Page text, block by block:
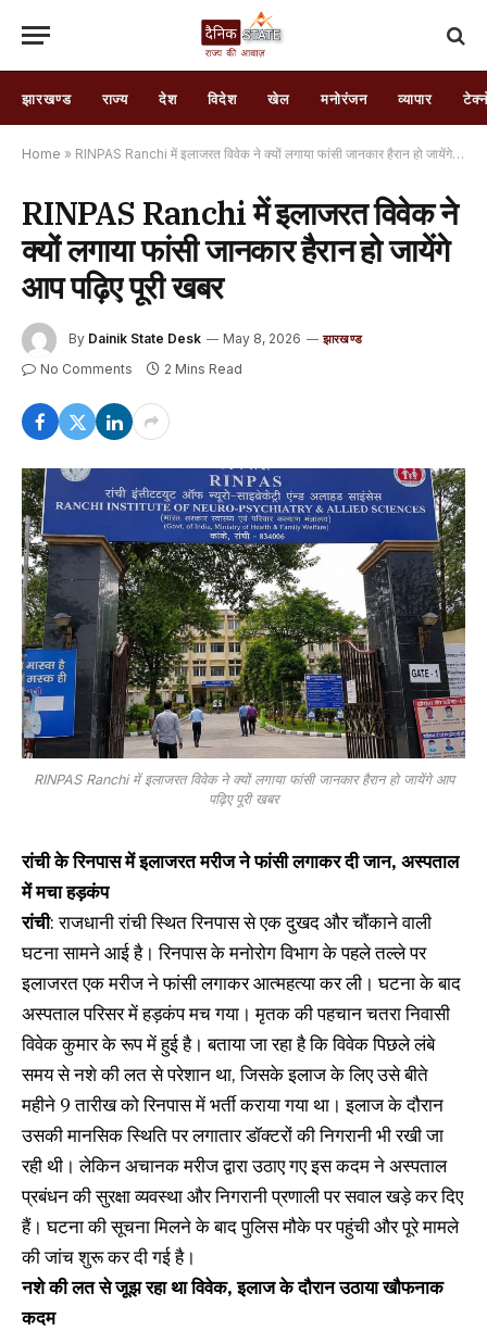
झारखण्ड राज्य देश विदेश खेल मनोरंजन व्यापार
Home » RINPAS Ranchi में इलाजरत विवेक ने क्यों लगाया फांसी जानकार हैरान हो जायेंगे आप पढ़िए पूरी खबर
RINPAS Ranchi में इलाजरत विवेक ने
क्यों लगाया फांसी जानकार हैरान हो जायेंगे
आप पढ़िए पूरी खबर
By Dainik State Desk May 8, 2026 झारखण्ड
No Comments 2 Mins Read
RINPAS Ranchi में इलाजरत विवेक ने क्यों लगाया फांसी जानकार हैरान हो जायेंगे आप
पढ़िए पूरी खबर
रांची के रिनपास में इलाजरत मरीज ने फांसी लगाकर दी जान, अस्पताल
में मचा हड़कंप
रांची: राजधानी रांची स्थित रिनपास से एक दुखद और चौंकाने वाली
घटना सामने आई है। रिनपास के मनोरोग विभाग के पहले तल्ले पर
इलाजरत एक मरीज ने फांसी लगाकर आत्महत्या कर ली। घटना के बाद
अस्पताल परिसर में हड़कंप मच गया। मृतक की पहचान चतरा निवासी
विवेक कुमार के रूप में हुई है। बताया जा रहा है कि विवेक पिछले लंबे
समय से नशे की लत से परेशान था, जिसके इलाज के लिए उसे बीते
महीने 9 तारीख को रिनपास में भर्ती कराया गया था। इलाज के दौरान
उसकी मानसिक स्थिति पर लगातार डॉक्टरों की निगरानी भी रखी जा
रही थी। लेकिन अचानक मरीज द्वारा उठाए गए इस कदम ने अस्पताल
प्रबंधन की सुरक्षा व्यवस्था और निगरानी प्रणाली पर सवाल खड़े कर दिए
हैं। घटना की सूचना मिलने के बाद पुलिस मौके पर पहुंची और पूरे मामले
की जांच शुरू कर दी गई है।
नशे की लत से जूझ रहा था विवेक, इलाज के दौरान उठाया खौफनाक
कदम